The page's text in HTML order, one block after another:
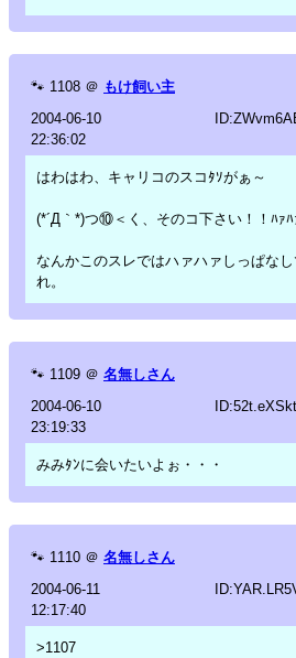
🐾 1108 ＠ もけ飼い主
2004-06-10
22:36:02
はわはわ、キャリコのスコﾀｿがぁ～
(*´Д｀*)つ⑩＜く、そのコ下さい！！ﾊｧﾊ
なんかこのスレではハァハァしっぱな
れ。
🐾 1109 ＠ 名無しさん
2004-06-10
23:19:33
みみﾀﾝに会いたいよぉ・・・
🐾 1110 ＠ 名無しさん
2004-06-11
12:17:40
>1107